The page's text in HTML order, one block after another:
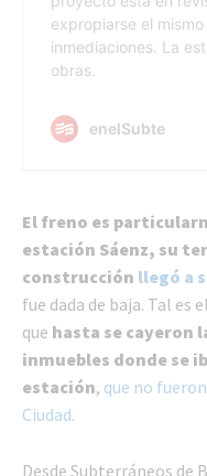
El freno es
estación Sáenz, su
construcción llegó a
fue dada de baja. Tal es
que hasta se cayeron
inmuebles donde se
estación, que no
Ciudad.
Desde Subterráneos de